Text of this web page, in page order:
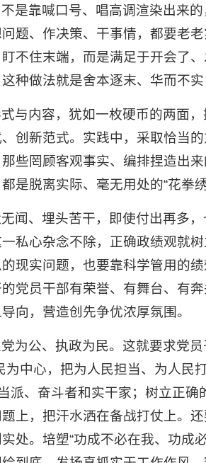
是靠喊口号、唱高调渲染出来
题、作决策、干事情，都要老
不住末端，而是满足于开会了
种做法就是舍本逐末、华而不
与内容，犹如一枚硬币的两面
创新范式。实践中，采取恰当
罔顾客观事实、编排捏造出来
脱离实际、毫无用处的“花拳
闻、埋头苦干，即使付出再多
私心杂念不除，正确政绩观就
现实问题，也要靠科学管用的
党员干部有荣誉、有舞台、有
向，营造创先争优浓厚氛围。
为公、执政为民。这就要求党
中心，把为人民担当、为人民
派、奋斗者和实干家；树立正
上，把汗水洒在备战打仗上。
处。培塑“功成不必在我、功成